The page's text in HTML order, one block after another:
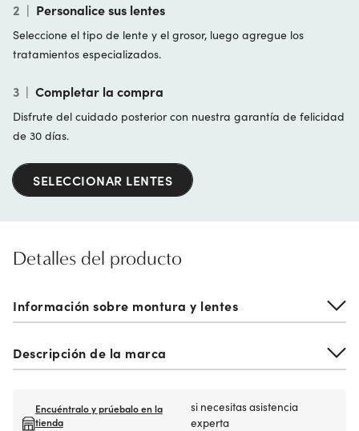
2 | Personalice sus lentes
Seleccione el tipo de lente y el grosor, luego agregue los
tratamientos especializados.
3 | Completar la compra
Disfrute del cuidado posterior con nuestra garantía de felicidad
de 30 días.
SELECCIONAR LENTES
Detalles del producto
Información sobre montura y lentes
Descripción de la marca
Encuéntralo y prúebalo en la
tienda
si necesitas asistencia
experta